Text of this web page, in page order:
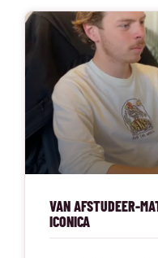
VAN AFSTUDEER-
ICONICA